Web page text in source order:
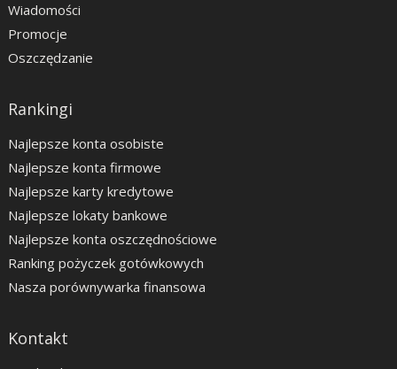
Wiadomości
Promocje
Oszczędzanie
Rankingi
Najlepsze konta osobiste
Najlepsze konta firmowe
Najlepsze karty kredytowe
Najlepsze lokaty bankowe
Najlepsze konta oszczędnościowe
Ranking pożyczek gotówkowych
Nasza porównywarka finansowa
Kontakt